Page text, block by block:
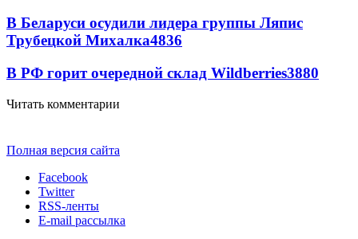
В Беларуси осудили лидера группы Ляпис
Трубецкой Михалка4836
В РФ горит очередной склад Wildberries3880
Читать комментарии
Полная версия сайта
Facebook
Twitter
RSS-ленты
E-mail рассылка